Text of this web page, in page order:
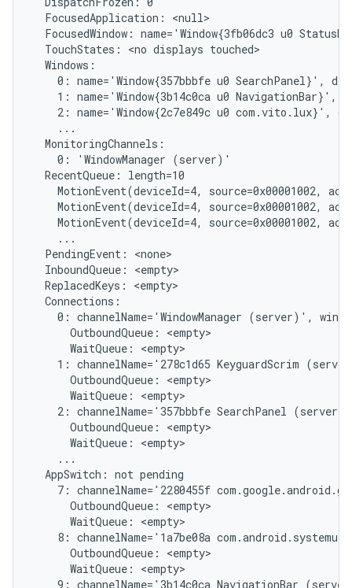
  FocusedApplication: <null>
FocusedWindow: name='Window{3fb06dc3 u0
  TouchStates: <no displays touched>
  Windows:
0: name='Window{357bbbfe u0 SearchPanel}',
1: name='Window{3b14c0ca u0 NavigationBar}',
2: name='Window{2c7e849c u0 com.vito.lux}',
    ...
  MonitoringChannels:
    0: 'WindowManager (server)'
  RecentQueue: length=10
MotionEvent(deviceId=4, source=0x00001002,
MotionEvent(deviceId=4, source=0x00001002,
MotionEvent(deviceId=4, source=0x00001002,
    ...
  PendingEvent: <none>
  InboundQueue: <empty>
  ReplacedKeys: <empty>
  Connections:
0: channelName='WindowManager (server)',
      OutboundQueue: <empty>
      WaitQueue: <empty>
1: channelName='278c1d65 KeyguardScrim
      OutboundQueue: <empty>
      WaitQueue: <empty>
2: channelName='357bbbfe SearchPanel
      OutboundQueue: <empty>
      WaitQueue: <empty>
    ...
  AppSwitch: not pending
7: channelName='2280455f
      OutboundQueue: <empty>
      WaitQueue: <empty>
8: channelName='1a7be08a
      OutboundQueue: <empty>
      WaitQueue: <empty>
9: channelName='3b14c0ca NavigationBar